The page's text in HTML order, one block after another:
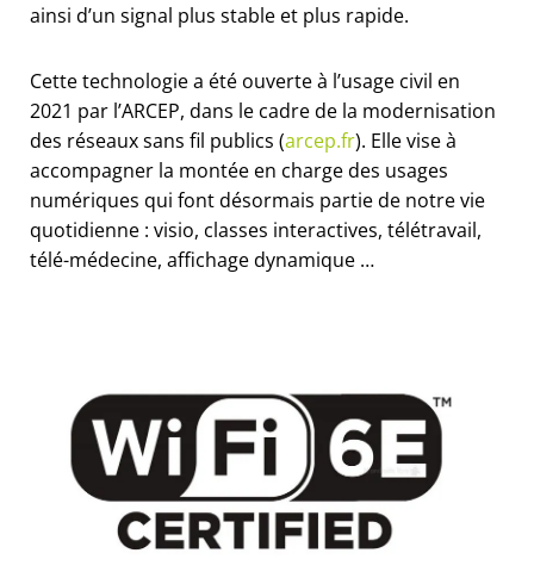
ainsi d’un signal plus stable et plus rapide.
Cette technologie a été ouverte à l’usage civil en
2021 par l’ARCEP, dans le cadre de la modernisation
des réseaux sans fil publics (arcep.fr). Elle vise à
accompagner la montée en charge des usages
numériques qui font désormais partie de notre vie
quotidienne : visio, classes interactives, télétravail,
télé-médecine, affichage dynamique …